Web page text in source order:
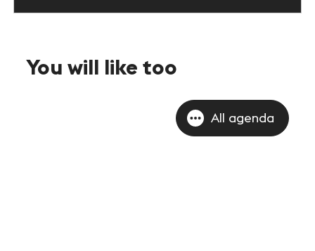
You will like too
All agenda